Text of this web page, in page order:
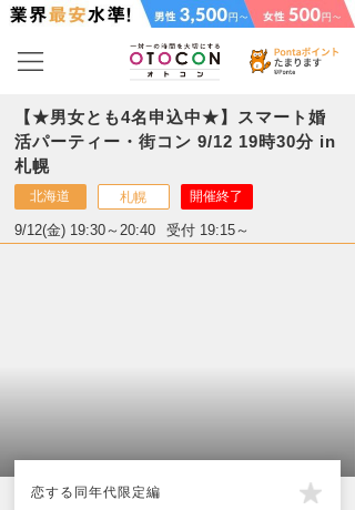
【★男女とも4名申込中★】スマート婚
活パーティー・街コン 9/12 19時30分 in
札幌
北海道 札幌 開催終了
9/12(金) 19:30～20:40 受付 19:15～
恋する同年代限定編